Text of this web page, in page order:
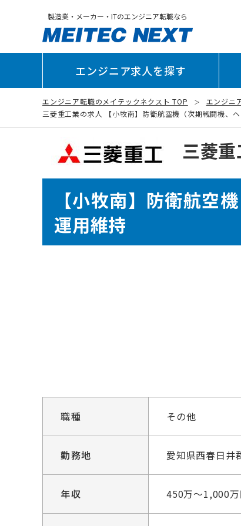
製造業・メーカー・ITのエンジニア転職なら
エンジニア求人を探す
エンジニア転職のメイテックネクスト TOP エンジニ
三菱重工業の求人 【小牧南】防衛航空機（次期戦闘機、
三菱
【小牧南】防衛航空
運用維持
職種 その他
勤務地 愛知県西春日井
年収 450万～1,000